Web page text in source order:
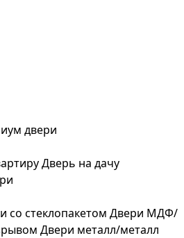
двери
Дверь на дачу
со стеклопакетом Двери МДФ/
Двери металл/металл